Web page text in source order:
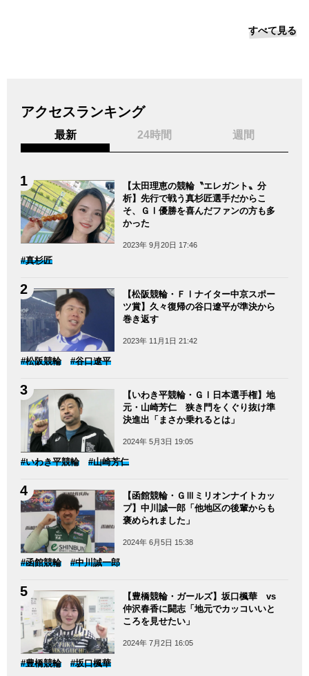
すべて見る
アクセスランキング
最新 24時間 週間
【太田理恵の競輪〝エレガント〟分
析】先行で戦う真杉匠選手だからこ
そ、ＧⅠ優勝を喜んだファンの方も多
かった
2023年 9月20日 17:46
#真杉匠
【松阪競輪・ＦⅠナイター中京スポー
ツ賞】久々復帰の谷口遼平が準決から
巻き返す
2023年 11月1日 21:42
#松阪競輪 #谷口遼平
【いわき平競輪・ＧⅠ日本選手権】地
元・山崎芳仁 狭き門をくぐり抜け準
決進出「まさか乗れるとは」
2024年 5月3日 19:05
#いわき平競輪 #山崎芳仁
【函館競輪・ＧⅢミリオンナイトカッ
プ】中川誠一郎「他地区の後輩からも
褒められました」
2024年 6月5日 15:38
#函館競輪 #中川誠一郎
【豊橋競輪・ガールズ】坂口楓華 vs
仲沢春香に闘志「地元でカッコいいと
ころを見せたい」
2024年 7月2日 16:05
#豊橋競輪 #坂口楓華